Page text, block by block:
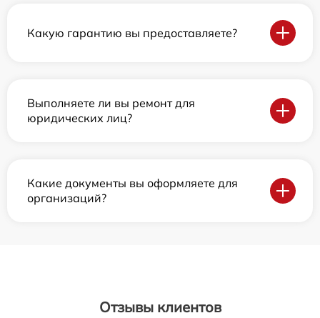
Какую гарантию вы предоставляете?
Выполняете ли вы ремонт для
юридических лиц?
Какие документы вы оформляете для
организаций?
Отзывы клиентов